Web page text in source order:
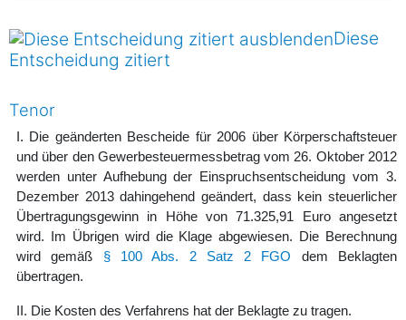
Diese
Entscheidung zitiert
Tenor
I. Die geänderten Bescheide für 2006 über Körperschaftsteuer
und über den Gewerbesteuermessbetrag vom 26. Oktober 2012
werden unter Aufhebung der Einspruchsentscheidung vom 3.
Dezember 2013 dahingehend geändert, dass kein steuerlicher
Übertragungsgewinn in Höhe von 71.325,91 Euro angesetzt
wird. Im Übrigen wird die Klage abgewiesen. Die Berechnung
wird gemäß § 100 Abs. 2 Satz 2 FGO dem Beklagten
übertragen.
II. Die Kosten des Verfahrens hat der Beklagte zu tragen.